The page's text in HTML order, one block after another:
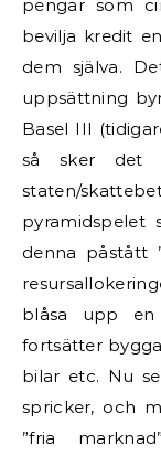
pengar som
bevilja kredit
dem själva.
uppsättning
Basel III
så sker det
staten/
pyramidspelet
denna påstått
blåsa upp
fortsätter
bilar etc. Nu
spricker, och
”fria